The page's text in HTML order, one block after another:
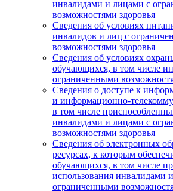
инвалидами и лицами с
возможностями здоровья
Сведения об условиях
инвалидов и лиц с
возможностями здоровья
Сведения об условиях
обучающихся, в том числе
ограниченными
Сведения о доступе к
и информационно-
в том числе
инвалидами и лицами с
возможностями здоровья
Сведения об электронных
ресурсах, к которым
обучающихся, в том числе
использования инвалидами
ограниченными